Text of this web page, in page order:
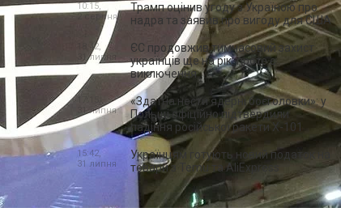
Трамп оцінив угоду з Україною про
надра та заявив про вигоду для США
10:15,
2 серпня
ЄС продовжив тимчасовий захист
українців ще на рік: проте є
виключення
18:42,
31 липня
«Здатна нести ядерні боєголовки»: у
Польщі офіційно підтвердили
падіння російської ракети Х-101
31 липня
Українцям готують новий податок на
товари з Temu та AliExpress
15:42,
31 липня